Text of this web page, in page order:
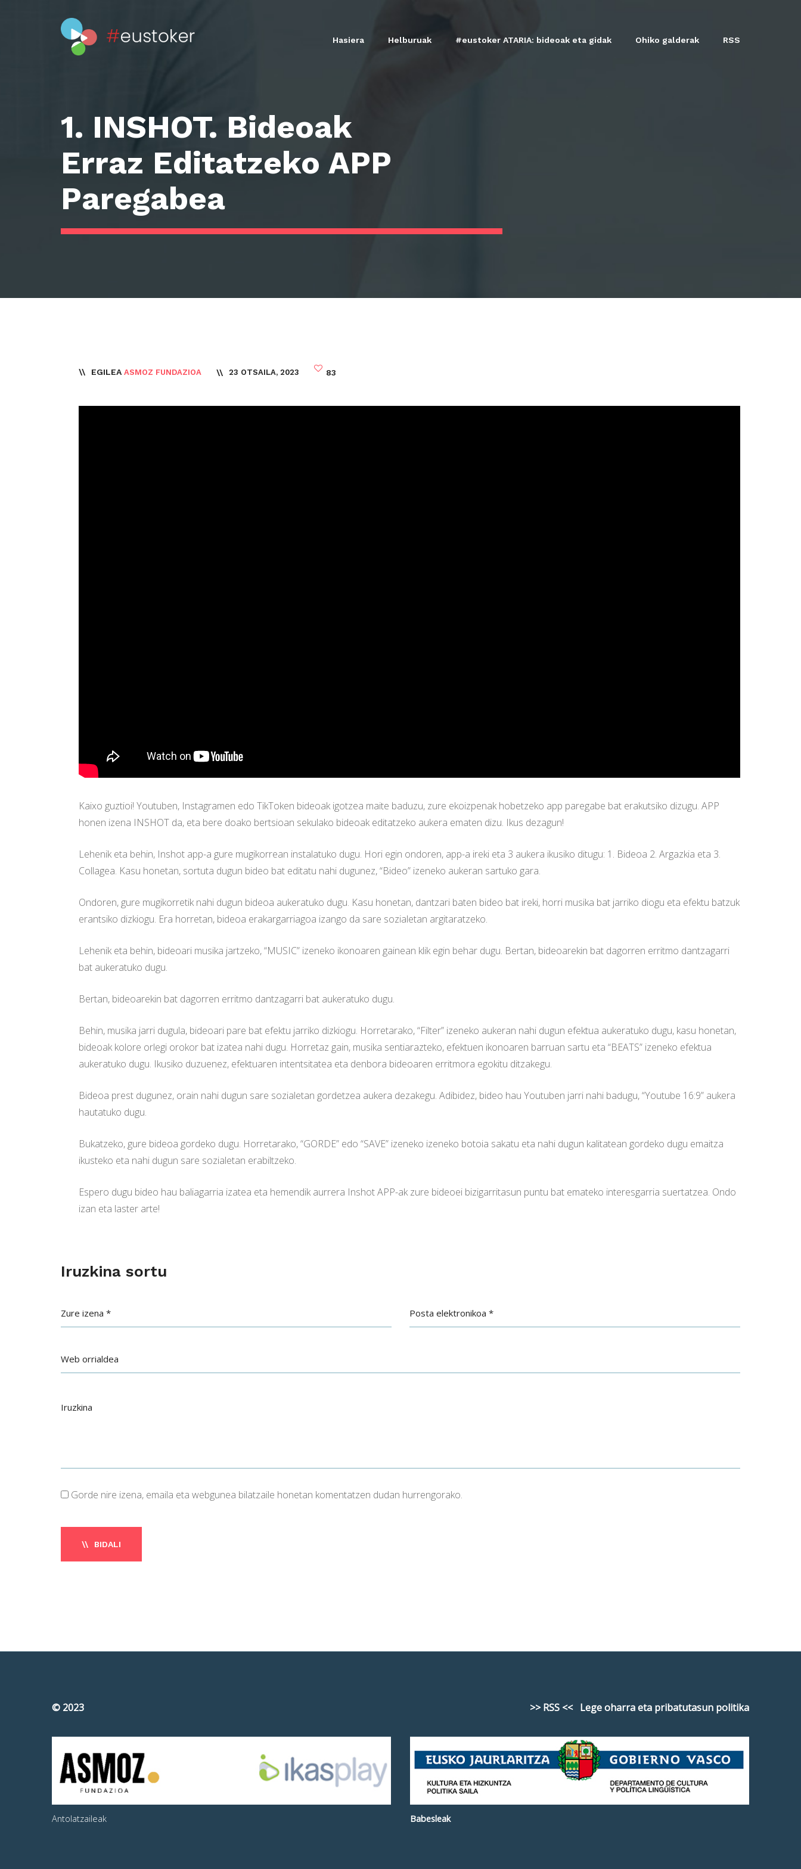
Hasiera Helburuak #eustoker ATARIA: bideoak eta gidak Ohiko galderak RSS
1. INSHOT. Bideoak
Erraz Editatzeko APP
Paregabea
EGILEA ASMOZ FUNDAZIOA 23 OTSAILA, 2023 83
Kaixo guztioi! Youtuben, Instagramen edo TikToken bideoak igotzea maite baduzu, zure ekoizpenak hobetzeko app paregabe bat erakutsiko dizugu. APP
honen izena INSHOT da, eta bere doako bertsioan sekulako bideoak editatzeko aukera ematen dizu. Ikus dezagun!
Lehenik eta behin, Inshot app-a gure mugikorrean instalatuko dugu. Hori egin ondoren, app-a ireki eta 3 aukera ikusiko ditugu: 1. Bideoa 2. Argazkia eta 3.
Collagea. Kasu honetan, sortuta dugun bideo bat editatu nahi dugunez, “Bideo” izeneko aukeran sartuko gara.
Ondoren, gure mugikorretik nahi dugun bideoa aukeratuko dugu. Kasu honetan, dantzari baten bideo bat ireki, horri musika bat jarriko diogu eta efektu batzuk
erantsiko dizkiogu. Era horretan, bideoa erakargarriagoa izango da sare sozialetan argitaratzeko.
Lehenik eta behin, bideoari musika jartzeko, “MUSIC” izeneko ikonoaren gainean klik egin behar dugu. Bertan, bideoarekin bat dagorren erritmo dantzagarri
bat aukeratuko dugu.
Bertan, bideoarekin bat dagorren erritmo dantzagarri bat aukeratuko dugu.
Behin, musika jarri dugula, bideoari pare bat efektu jarriko dizkiogu. Horretarako, “Filter” izeneko aukeran nahi dugun efektua aukeratuko dugu, kasu honetan,
bideoak kolore orlegi orokor bat izatea nahi dugu. Horretaz gain, musika sentiarazteko, efektuen ikonoaren barruan sartu eta “BEATS” izeneko efektua
aukeratuko dugu. Ikusiko duzuenez, efektuaren intentsitatea eta denbora bideoaren erritmora egokitu ditzakegu.
Bideoa prest dugunez, orain nahi dugun sare sozialetan gordetzea aukera dezakegu. Adibidez, bideo hau Youtuben jarri nahi badugu, “Youtube 16:9” aukera
hautatuko dugu.
Bukatzeko, gure bideoa gordeko dugu. Horretarako, “GORDE” edo “SAVE” izeneko izeneko botoia sakatu eta nahi dugun kalitatean gordeko dugu emaitza
ikusteko eta nahi dugun sare sozialetan erabiltzeko.
Espero dugu bideo hau baliagarria izatea eta hemendik aurrera Inshot APP-ak zure bideoei bizigarritasun puntu bat emateko interesgarria suertatzea. Ondo
izan eta laster arte!
Iruzkina sortu
Gorde nire izena, emaila eta webgunea bilatzaile honetan komentatzen dudan hurrengorako.
BIDALI
© 2023
Antolatzaileak
Lege oharra eta pribatutasun politika
>> RSS <<
Babesleak